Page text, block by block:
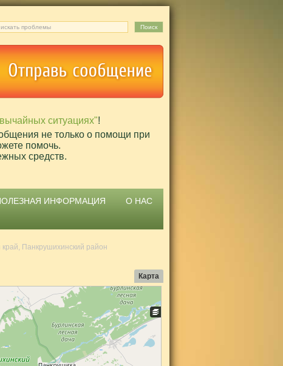
ситуациях"!
не только о помощи при
помочь.
средств.
ИНФОРМАЦИЯ
О НАС
край, Панкрушихинский район
Карта